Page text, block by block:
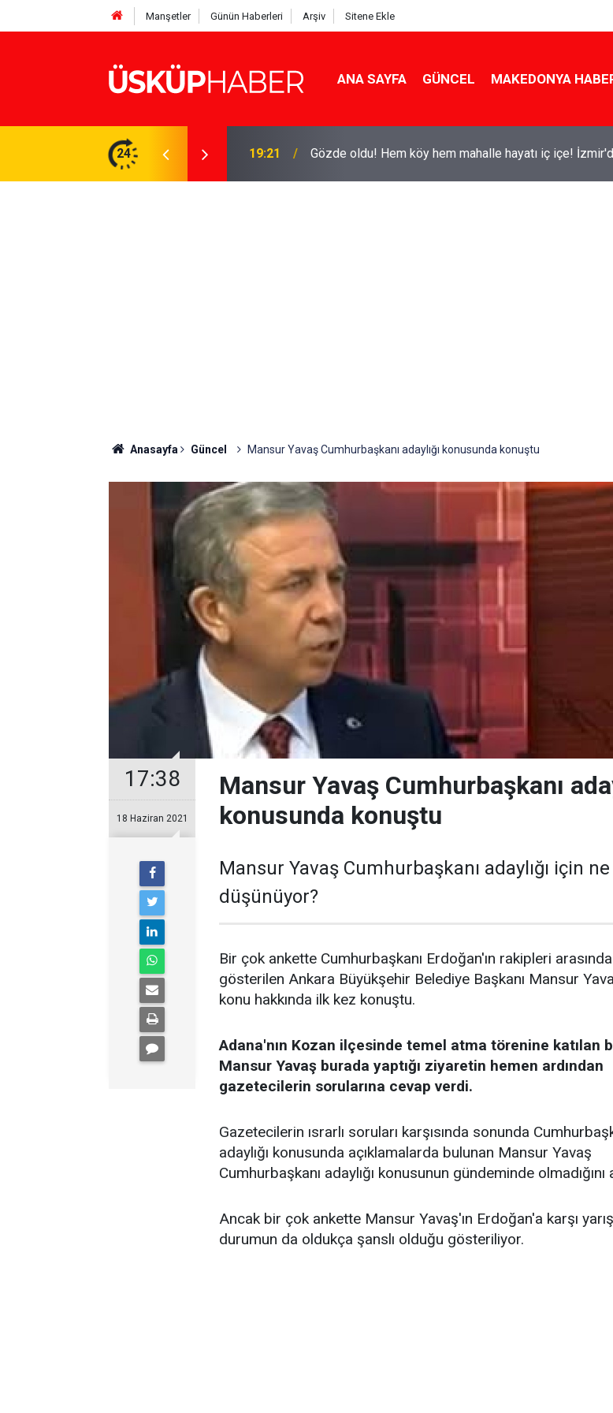
Manşetler Günün Haberleri Arşiv Sitene Ekle
ANA SAYFA GÜNCEL MAKEDONYA
24 19:21 Gözde oldu! Hem köy hem mahalle hayatı iç içe!
Anasayfa Güncel Mansur Yavaş Cumhurbaşkanı adaylığı konusunda konuştu
17:38
18 Haziran 2021
Mansur Yavaş Cumhurbaşkanı
konusunda konuştu
Mansur Yavaş Cumhurbaşkanı adaylığı için ne
düşünüyor?
Bir çok ankette Cumhurbaşkanı Erdoğan'ın rakipleri arasında
gösterilen Ankara Büyükşehir Belediye Başkanı Mansur
konu hakkında ilk kez konuştu.
Adana'nın Kozan ilçesinde temel atma törenine katılan
Mansur Yavaş burada yaptığı ziyaretin hemen ardından
gazetecilerin sorularına cevap verdi.
Gazetecilerin ısrarlı soruları karşısında sonunda
adaylığı konusunda açıklamalarda bulunan Mansur Yavaş
Cumhurbaşkanı adaylığı konusunun gündeminde olmadığını
Ancak bir çok ankette Mansur Yavaş'ın Erdoğan'a karşı
durumun da oldukça şanslı olduğu gösteriliyor.